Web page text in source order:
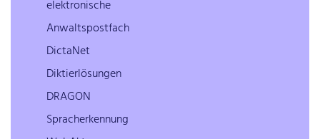
elektronische
Anwaltspostfach
DictaNet
Diktierlösungen
DRAGON
Spracherkennung